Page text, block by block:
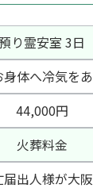
り霊安室 3日
体へ冷気を
44,000円
火葬料金
出人様が大